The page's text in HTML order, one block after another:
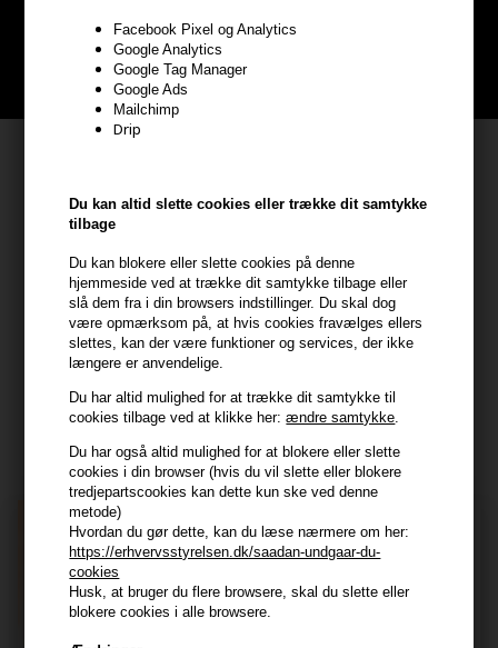
Facebook Pixel og Analytics
Google Analytics
Google Tag Manager
Google Ads
Mailchimp
Drip
Du kan altid slette cookies eller trække dit samtykke
tilbage
Du kan blokere eller slette cookies på denne
hjemmeside ved at trække dit samtykke tilbage eller
slå dem fra i din browsers indstillinger. Du skal dog
være opmærksom på, at hvis cookies fravælges ellers
slettes, kan der være funktioner og services, der ikke
længere er anvendelige.
Du har altid mulighed for at trække dit samtykke til
cookies tilbage ved at klikke her:ændre samtykke
Du har også altid mulighed for at blokere eller slette
cookies i din browser (hvis du vil slette eller blokere
tredjepartscookies kan dette kun ske ved denne
metode)
Hvordan du gør dette, kan du læse nærmere om her:
https://erhvervsstyrelsen.dk/saadan-undgaar-du-
cookies
Husk, at bruger du flere browsere, skal du slette eller
blokere cookies i alle browsere.
BLIV GRATIS MEDLEM HER
HAIR247
Frisenborgvej 6A
7800 Skive
CVR: 44874253
kundeservice@hair247.dk
Tlf. 23839799 (hverdage 9-14)
Modtag tilbud mm
Tilmeld dig nyhedsbrev - du kan altid afmelde det igen.
TILMELD
Consent